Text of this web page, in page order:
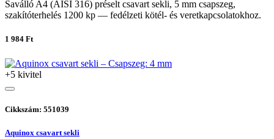
Saválló A4 (AISI 316) préselt csavart sekli, 5 mm csapszeg,
szakítóterhelés 1200 kp — fedélzeti kötél- és veretkapcsolatokhoz.
1 984 Ft
+5 kivitel
Cikkszám: 551039
Aquinox csavart sekli